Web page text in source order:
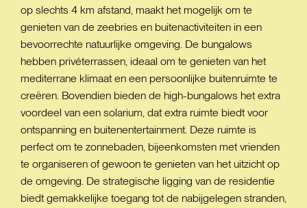
op slechts 4 km afstand, maakt het mogelijk om te
genieten van de zeebries en buitenactiviteiten in een
bevoorrechte natuurlijke omgeving. De bungalows
hebben privéterrassen, ideaal om te genieten van het
mediterrane klimaat en een persoonlijke buitenruimte te
creëren. Bovendien bieden de high-bungalows het extra
voordeel van een solarium, dat extra ruimte biedt voor
ontspanning en buitenentertainment. Deze ruimte is
perfect om te zonnebaden, bijeenkomsten met vrienden
te organiseren of gewoon te genieten van het uitzicht op
de omgeving. De strategische ligging van de residentie
biedt gemakkelijke toegang tot de nabijgelegen stranden,